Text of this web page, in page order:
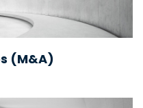
(M&A)